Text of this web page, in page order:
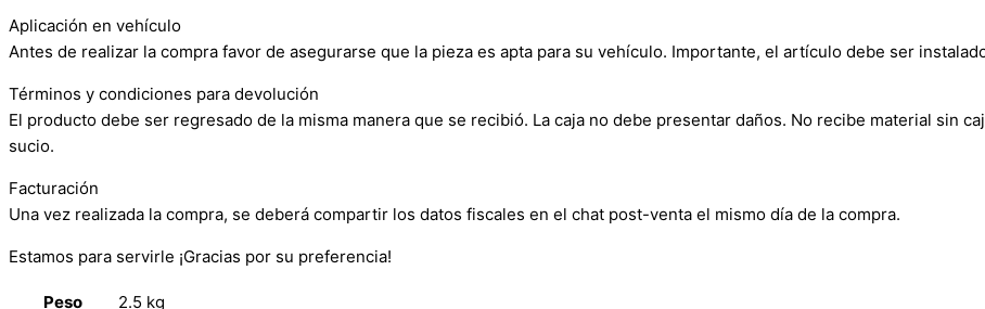
Aplicación en vehículo
Antes de realizar la compra favor de asegurarse que la pieza es apta para su vehículo. Importante, el artículo debe ser
Términos y condiciones para devolución
El producto debe ser regresado de la misma manera que se recibió. La caja no debe presentar daños. No recibe material sin
sucio.
Facturación
Una vez realizada la compra, se deberá compartir los datos fiscales en el chat post-venta el mismo día de la compra.
Estamos para servirle ¡Gracias por su preferencia!
Peso
2.5 kg